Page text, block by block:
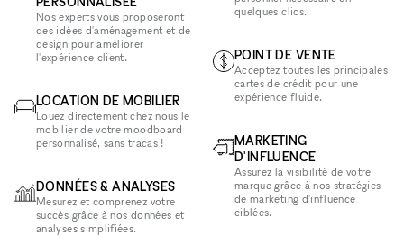
Nos experts vous proposeront
des idées d'aménagement et de
design pour améliorer
l'expérience client.
LOCATION DE MOBILIER
Louez directement chez nous le
mobilier de votre moodboard
personnalisé, sans tracas !
DONNÉES & ANALYSES
Mesurez et comprenez votre
succès grâce à nos données et
analyses simplifiées.
quelques clics.
POINT DE VENTE
Acceptez toutes les principales
cartes de crédit pour une
expérience fluide.
MARKETING
D'INFLUENCE
Assurez la visibilité de votre
marque grâce à nos stratégies
de marketing d'influence
ciblées.